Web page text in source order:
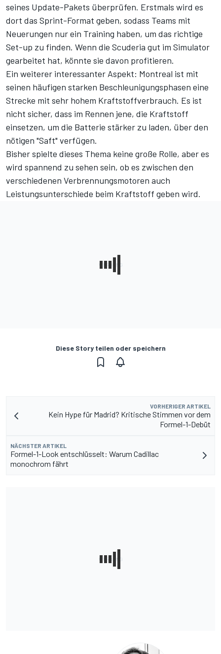
seines Update-Pakets überprüfen. Erstmals wird es
dort das Sprint-Format geben, sodass Teams mit
Neuerungen nur ein Training haben, um das richtige
Set-up zu finden. Wenn die Scuderia gut im Simulator
gearbeitet hat, könnte sie davon profitieren.
Ein weiterer interessanter Aspekt: Montreal ist mit
seinen häufigen starken Beschleunigungsphasen eine
Strecke mit sehr hohem Kraftstoffverbrauch. Es ist
nicht sicher, dass im Rennen jene, die Kraftstoff
einsetzen, um die Batterie stärker zu laden, über den
nötigen "Saft" verfügen.
Bisher spielte dieses Thema keine große Rolle, aber es
wird spannend zu sehen sein, ob es zwischen den
verschiedenen Verbrennungsmotoren auch
Leistungsunterschiede beim Kraftstoff geben wird.
Diese Story teilen oder speichern
VORHERIGER ARTIKEL
Kein Hype für Madrid? Kritische Stimmen vor dem
Formel-1-Debüt
NÄCHSTER ARTIKEL
Formel-1-Look entschlüsselt: Warum Cadillac
monochrom fährt